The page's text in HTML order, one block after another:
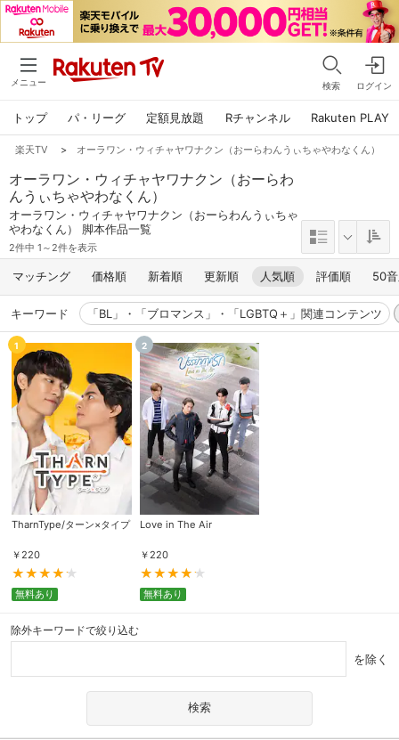
メニュー 検索 ログイン
トップ パ・リーグ 定額見放題 Rチャンネル Rakuten PLAY
楽天TV > オーラワン・ウィチャヤワナクン（おーらわんうぃちゃやわなくん）
オーラワン・ウィチャヤワナクン（おーらわ
んうぃちゃやわなくん）
オーラワン・ウィチャヤワナクン（おーらわんうぃちゃ
やわなくん） 脚本作品一覧
2件中 1～2件を表示
マッチング 価格順 新着順 更新順 人気順 評価順 50
キーワード 「BL」・「ブロマンス」・「LGBTQ＋」関連コンテンツ
1
TharnType/ターン×タイプ
￥ 220
無料あり
2
Love in The Air
￥ 220
無料あり
除外キーワードで絞り込む
を除く